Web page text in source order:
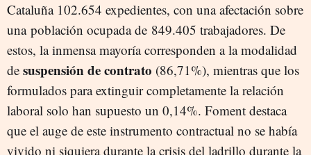
Cataluña 102.654 expedientes, con una afectación sobre
una población ocupada de 849.405 trabajadores. De
estos, la inmensa mayoría corresponden a la modalidad
de suspensión de contrato (86,71%), mientras que los
formulados para extinguir completamente la relación
laboral solo han supuesto un 0,14%. Foment destaca
que el auge de este instrumento contractual no se había
vivido ni siquiera durante la crisis del ladrillo durante la